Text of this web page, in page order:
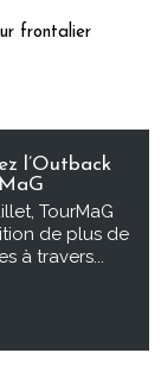
frontalier
l’Outback
TourMaG
de plus de
à travers...